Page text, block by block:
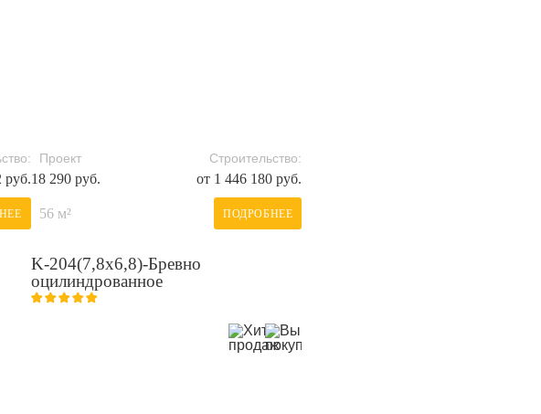
руб.
Проект
18 290 руб.
Строительство:
от 1 446 180 руб.
56 м² ПОДРОБНЕЕ
K-204(7,8х6,8)-Бревно
оцилиндрованное